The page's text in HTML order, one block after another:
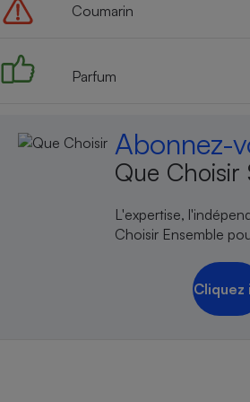
Coumarin
Parfum
Abonnez-
Que Choisir
L'expertise,
Choisir Ensemble
Cliquez